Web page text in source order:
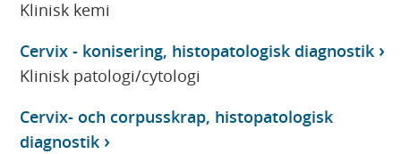
Klinisk kemi
Cervix - konisering, histopatologisk diagnostik
Klinisk patologi/cytologi
Cervix- och corpusskrap, histopatologisk
diagnostik